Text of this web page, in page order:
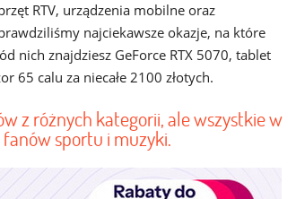
RTV, urządzenia mobilne oraz
najciekawsze okazje, na które
nich znajdziesz GeForce RTX 5070, tablet
65 calu za niecałe 2100 złotych.
z różnych kategorii, ale wszystkie w
sportu i muzyki.